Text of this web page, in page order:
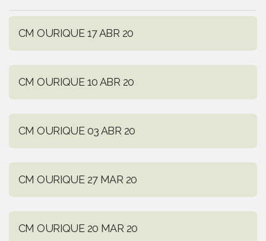
CM OURIQUE 17 ABR 20
CM OURIQUE 10 ABR 20
CM OURIQUE 03 ABR 20
CM OURIQUE 27 MAR 20
CM OURIQUE 20 MAR 20